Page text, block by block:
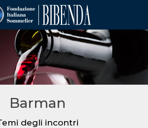
Barman
degli incontri